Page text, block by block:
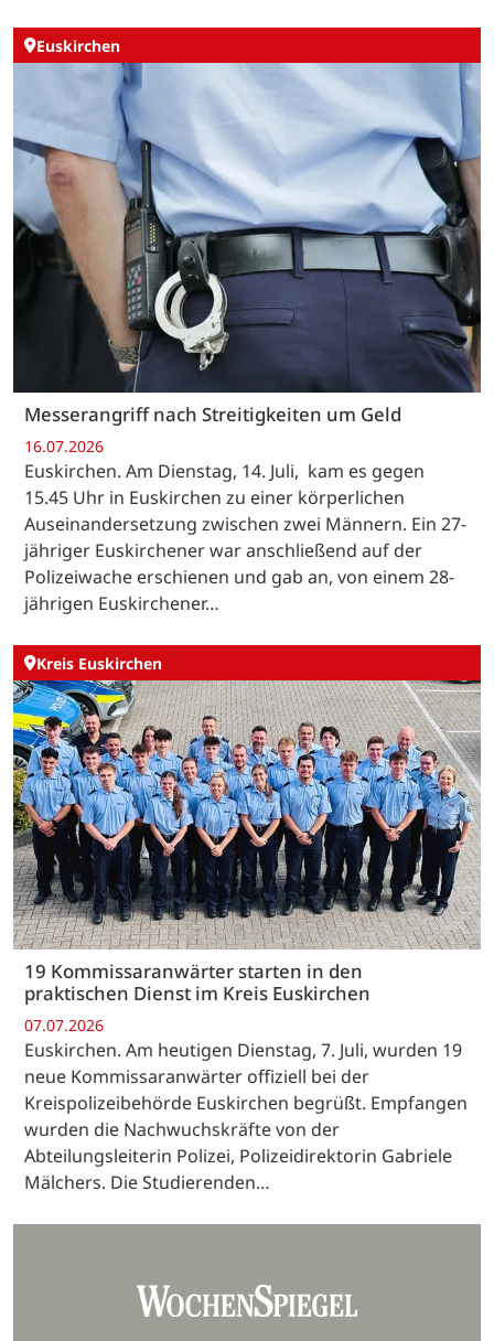
Euskirchen
Messerangriff nach Streitigkeiten um Geld
16.07.2026
Euskirchen. Am Dienstag, 14. Juli, kam es gegen
15.45 Uhr in Euskirchen zu einer körperlichen
Auseinandersetzung zwischen zwei Männern. Ein 27-
jähriger Euskirchener war anschließend auf der
Polizeiwache erschienen und gab an, von einem 28-
jährigen Euskirchener…
Kreis Euskirchen
19 Kommissaranwärter starten in den
praktischen Dienst im Kreis Euskirchen
07.07.2026
Euskirchen. Am heutigen Dienstag, 7. Juli, wurden 19
neue Kommissaranwärter offiziell bei der
Kreispolizeibehörde Euskirchen begrüßt. Empfangen
wurden die Nachwuchskräfte von der
Abteilungsleiterin Polizei, Polizeidirektorin Gabriele
Mälchers. Die Studierenden…